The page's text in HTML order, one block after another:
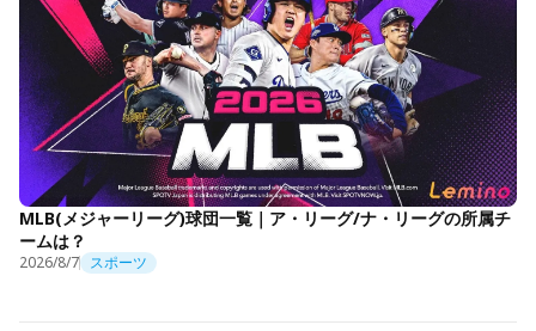
MLB(メジャーリーグ)球団一覧｜ア・リーグ/ナ・リーグの所属チ
ームは？
2026/8/7 スポーツ